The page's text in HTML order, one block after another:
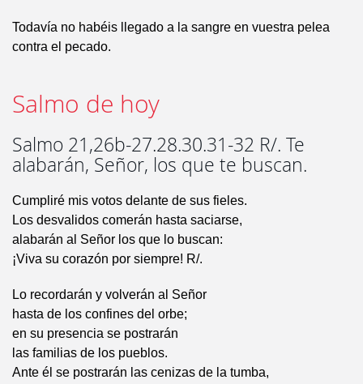
Todavía no habéis llegado a la sangre en vuestra pelea
contra el pecado.
Salmo de hoy
Salmo 21,26b-27.28.30.31-32 R/. Te
alabarán, Señor, los que te buscan.
Cumpliré mis votos delante de sus fieles.
Los desvalidos comerán hasta saciarse,
alabarán al Señor los que lo buscan:
¡Viva su corazón por siempre! R/.
Lo recordarán y volverán al Señor
hasta de los confines del orbe;
en su presencia se postrarán
las familias de los pueblos.
Ante él se postrarán las cenizas de la tumba,